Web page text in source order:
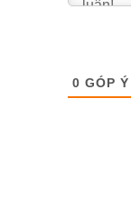
0 GÓP Ý